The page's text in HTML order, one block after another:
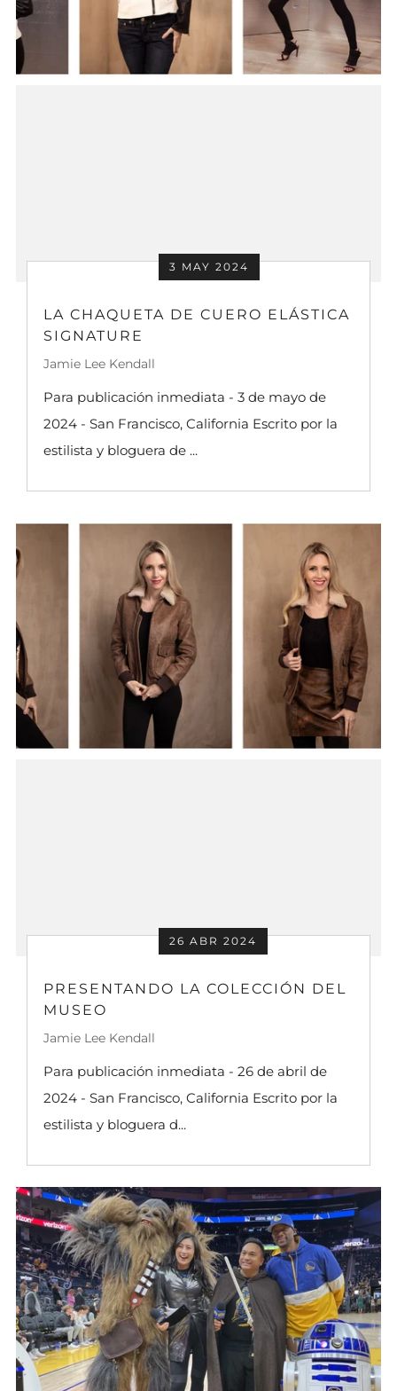
3 MAY 2024
LA CHAQUETA DE CUERO ELÁSTICA
SIGNATURE
Jamie Lee Kendall
Para publicación inmediata - 3 de mayo de
2024 - San Francisco, California Escrito por la
estilista y bloguera de ...
26 ABR 2024
PRESENTANDO LA COLECCIÓN DEL
MUSEO
Jamie Lee Kendall
Para publicación inmediata - 26 de abril de
2024 - San Francisco, California Escrito por la
estilista y bloguera d...